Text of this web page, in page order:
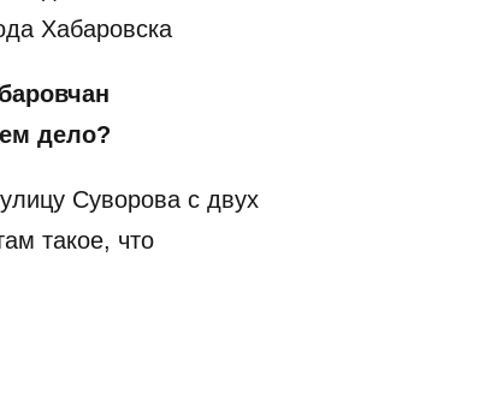
Хабаровска
дело?
Суворова с двух
такое, что